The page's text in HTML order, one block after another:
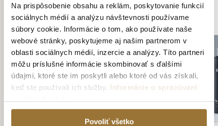
Na prispôsobenie obsahu a reklám, poskytovanie funkcií
sociálnych médií a analýzu návštevnosti používame
súbory cookie. Informácie o tom, ako používate naše
webové stránky, poskytujeme aj našim partnerom v
oblasti sociálnych médií, inzercie a analýzy. Títo partneri
môžu príslušné informácie skombinovať s ďalšími
údajmi, ktoré ste im poskytli alebo ktoré od vás získali,
keď ste používali ich služby. Informácie o spracúvaní
Povoliť všetko